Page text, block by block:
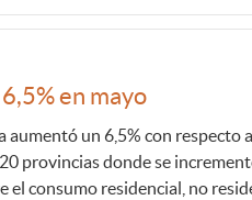
en mayo
aumentó un 6,5% con respecto
provincias donde se
el consumo residencial, no